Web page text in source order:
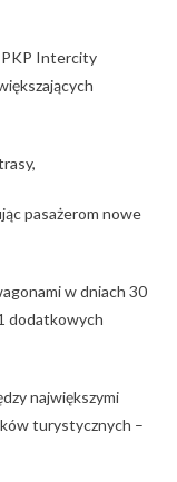
PKP Intercity
pasażerom nowe
w dniach 30
dodatkowych
największymi
turystycznych –